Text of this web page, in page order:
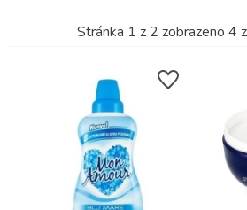
Stránka 1 z 2 zobrazeno 4 z